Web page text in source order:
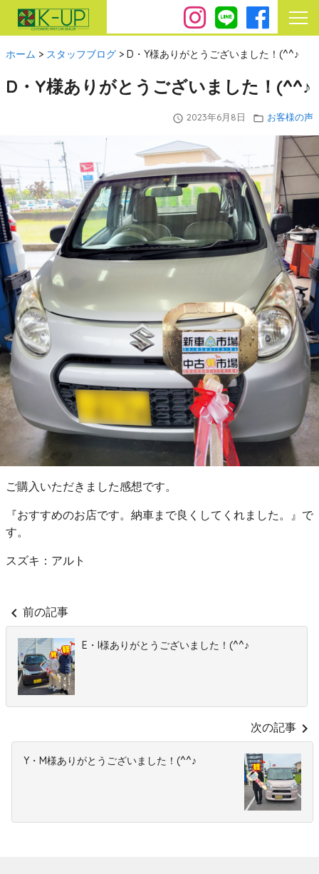
ホーム > スタッフブログ > D・Y様ありがとうございました！(^^♪
D・Y様ありがとうございました！(^^♪
query_builder 2023年6月8日 folder_open お客様の声
ご購入いただきました感想です。
『おすすめのお店です。納車まで良くしてくれました。』で
す。
スズキ：アルト
chevron_left 前の記事
E・I様ありがとうございました！(^^♪
次の記事 chevron_right
Y・M様ありがとうございました！(^^♪